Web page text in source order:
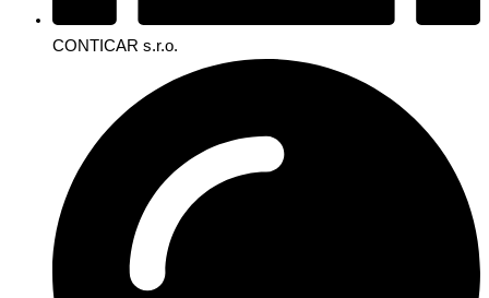
CONTICAR s.r.o.